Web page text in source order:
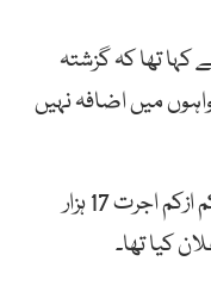
تھا کہ گزشتہ
میں اضافہ نہیں
انہوں نے خیبر پختونخوا میں مزدور کی کم ازکم اجرت 17 ہزار